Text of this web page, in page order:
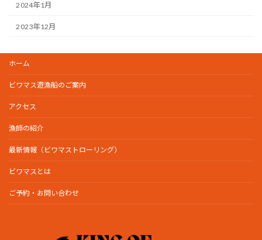
2024年1月
2023年12月
ホーム
ビワマス遊漁船のご案内
アクセス
漁師の紹介
最新情報（ビワマストローリング）
ビワマスとは
ご予約・お問い合わせ